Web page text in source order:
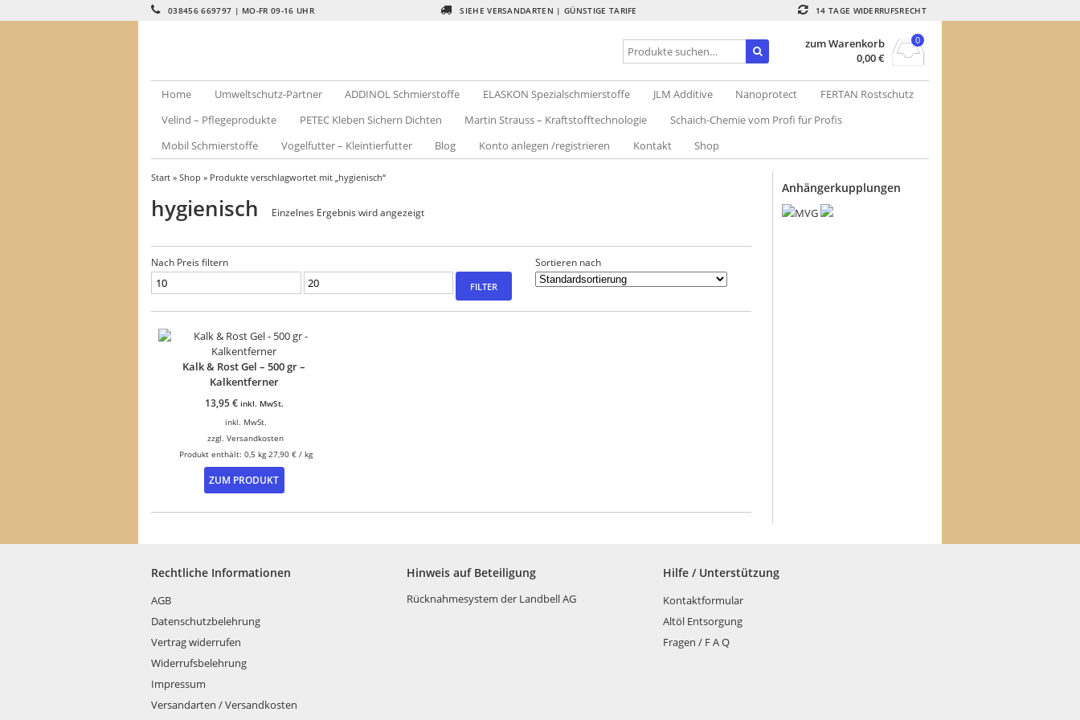
038456 669797 | MO-FR 09-16 UHR SIEHE VERSANDARTEN | GÜNSTIGE TARIFE 14 TAGE WIDERRUFSRECHT
zum Warenkorb
0,00€
0
Home Umweltschutz-Partner ADDINOL Schmierstoffe ELASKON Spezialschmierstoffe JLM Additive Nanoprotect
FERTAN Rostschutz
Velind – Pflegeprodukte
PETEC Kleben Sichern Dichten Martin Strauss – Kraftstofftechnologie
Schaich-Chemie vom Profi für Profis
Mobil Schmierstoffe
Vogelfutter – Kleintierfutter Blog Konto anlegen /registrieren Kontakt Shop
Start » Shop » Produkte verschlagwortet mit „hygienisch“
hygienisch Einzelnes Ergebnis wird angezeigt
Nach Preis filtern
Min.
Max.
FILTER
Sortieren nach
Kalk & Rost Gel – 500 gr –
Kalkentferner
13,95€ inkl. MwSt.
inkl. MwSt.
zzgl.Versandkosten
Produkt enthält: 0,5 kg 27,90 €/ kg
ZUM PRODUKT
Anhängerkupplungen
Rechtliche Informationen
AGB
Datenschutzbelehrung
Vertrag widerrufen
Widerrufsbelehrung
Impressum
Versandarten / Versandkosten
Hinweis auf Beteiligung
Rücknahmesystem der Landbell AG
Hilfe / Unterstützung
Kontaktformular
Altöl Entsorgung
Fragen / F A Q